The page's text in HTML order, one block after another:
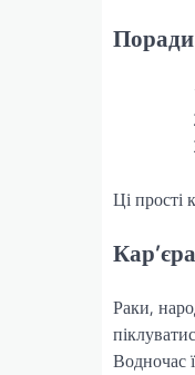
Поради
Ці прості
Раки,
Водночас